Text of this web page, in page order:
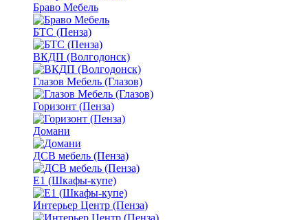
Браво Мебель
БТС (Пенза)
ВКДП (Волгодонск)
Глазов Мебель (Глазов)
Горизонт (Пенза)
Домани
ДСВ мебель (Пенза)
Е1 (Шкафы-купе)
Интерьер Центр (Пенза)